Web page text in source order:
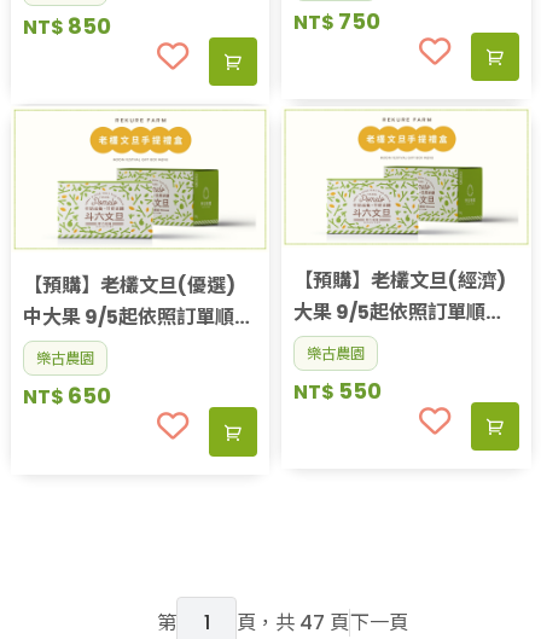
NT$ 850 NT$ 750
【預購】老欉文旦(優選)
中大果 9/5起依照訂單順序
出貨
樂古農園
NT$ 650
【預購】老欉文旦(經濟)
大果 9/5起依照訂單順序
出貨
樂古農園
NT$ 550
第 頁，共 47 頁下一頁